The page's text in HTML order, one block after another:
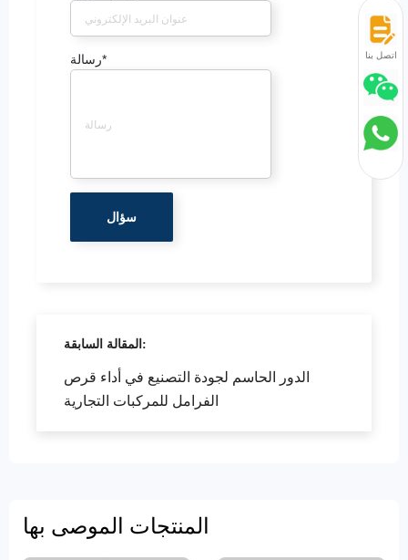
رسالة*
المقالة السابقة:
الدور الحاسم لجودة التصنيع في أداء قرص
الفرامل للمركبات التجارية
المنتجات الموصى بها
اتصل بنا